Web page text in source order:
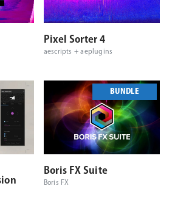
Pixel Sorter 4
aescripts + aeplugins
BUNDLE
Boris FX Suite
Boris FX